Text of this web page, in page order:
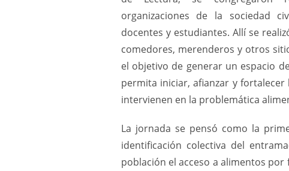
organizaciones de la sociedad
docentes y estudiantes. Allí se
comedores, merenderos y otros
el objetivo de generar un espacio
permita iniciar, afianzar y
intervienen en la problemática
La jornada se pensó como la
identificación colectiva del
población el acceso a alimentos